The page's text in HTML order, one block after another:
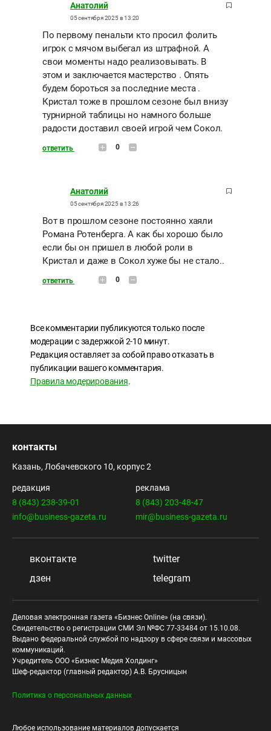
Анатолий
05 сентября 2025 в 13:20
По первому пенальти кто просил фолить
игрок с мячом выбегал из штрафной. А
свои моменты надо реализовывать. В
этом и заключается мастерство . Опять
будем бороться за последние места .
Кристал тоже в прошлом сезоне был внизу
турнирной таблицы но намного больше
радости доставил своей игрой чем Сокол.
ответить 0
Анатолий
05 сентября 2025 в 13:26
Вот в прошлом сезоне постоянно хаяли
Романа Ротенберга. А как бы хорошо было
если бы он пришел в любой роли в
Кристал и даже в Сокол хуже бы не стало..
ответить 0
Все комментарии публикуются только после
модерации с задержкой 2-10 минут.
Редакция оставляет за собой право отказать в
публикации вашего комментария.
Правила модерирования.
контакты
Казань, Лобачевского 10, корпус 2
редакция
8 (843) 238-39-01
info@business-gazeta.ru
реклама
8 (843) 203-48-47
mir@business-gazeta.ru
вконтакте
twitter
дзен
telegram
Деловая электронная газета «Бизнес Online» (на связи).
Свидетельство о регистрации СМИ Эл №ФС 77-33484 от 15.10.08.
Выдано федеральной службой по надзору в сфере связи и массовых
коммуникаций.
Учредитель ООО «Бизнес Медия Холдинг»
Шеф-редактор (главный редактор) А.В. Брусницын
Политика о персональных данных
Любое использование материалов допускается